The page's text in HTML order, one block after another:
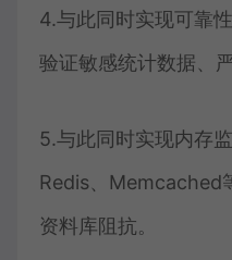
4.与此同时实现可靠
验证敏感统计数据、
5.与此同时实现内存
Redis、Memcached
资料库阻抗。